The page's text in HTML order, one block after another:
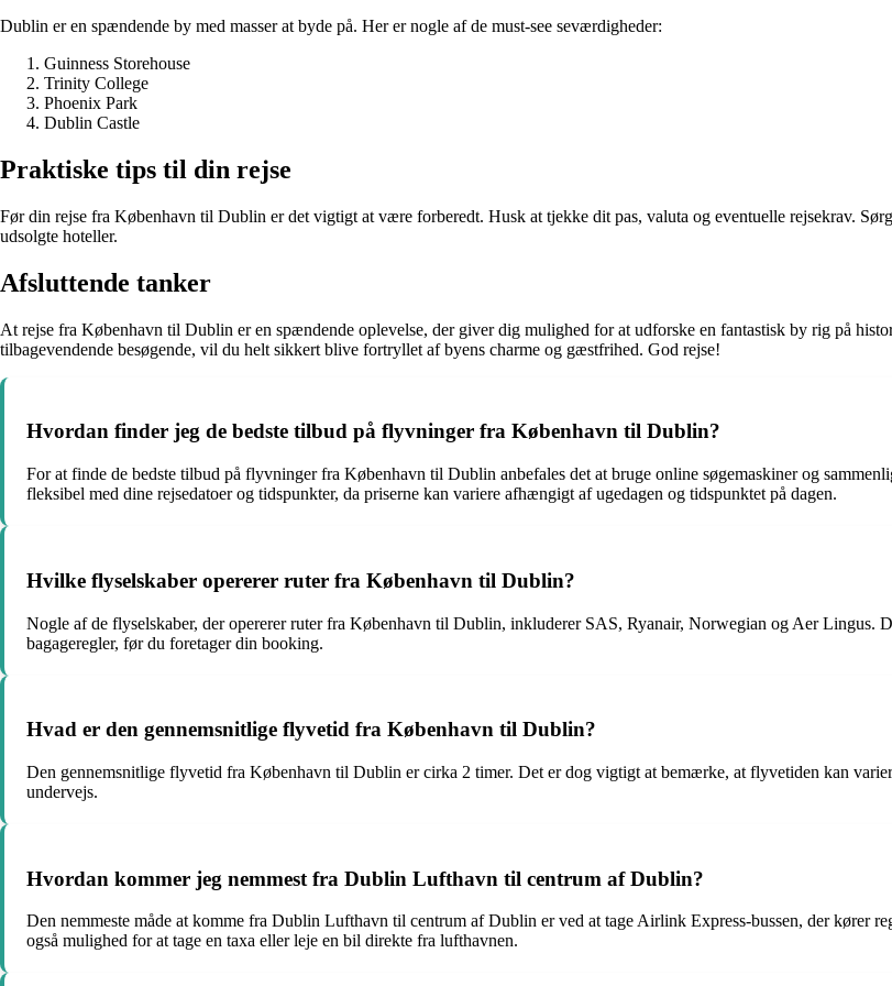
Dublin er en spændende by med masser at byde på. Her er nogle af de must-see seværdigheder:
Guinness Storehouse
Trinity College
Phoenix Park
Dublin Castle
Praktiske tips til din rejse
Før din rejse fra København til Dublin er det vigtigt at være forberedt. Husk at tjekke dit pas, valuta og eventuelle rejsekrav.
udsolgte hoteller.
Afsluttende tanker
At rejse fra København til Dublin er en spændende oplevelse, der giver dig mulighed for at udforske en fantastisk by rig på
tilbagevendende besøgende, vil du helt sikkert blive fortryllet af byens charme og gæstfrihed. God rejse!
Hvordan finder jeg de bedste tilbud på flyvninger fra København til Dublin?
For at finde de bedste tilbud på flyvninger fra København til Dublin anbefales det at bruge online søgemaskiner og
fleksibel med dine rejsedatoer og tidspunkter, da priserne kan variere afhængigt af ugedagen og tidspunktet på dagen.
Hvilke flyselskaber opererer ruter fra København til Dublin?
Nogle af de flyselskaber, der opererer ruter fra København til Dublin, inkluderer SAS, Ryanair, Norwegian og Aer Lingus.
bagageregler, før du foretager din booking.
Hvad er den gennemsnitlige flyvetid fra København til Dublin?
Den gennemsnitlige flyvetid fra København til Dublin er cirka 2 timer. Det er dog vigtigt at bemærke, at flyvetiden kan
undervejs.
Hvordan kommer jeg nemmest fra Dublin Lufthavn til centrum af Dublin?
Den nemmeste måde at komme fra Dublin Lufthavn til centrum af Dublin er ved at tage Airlink Express-bussen, der kører
også mulighed for at tage en taxa eller leje en bil direkte fra lufthavnen.